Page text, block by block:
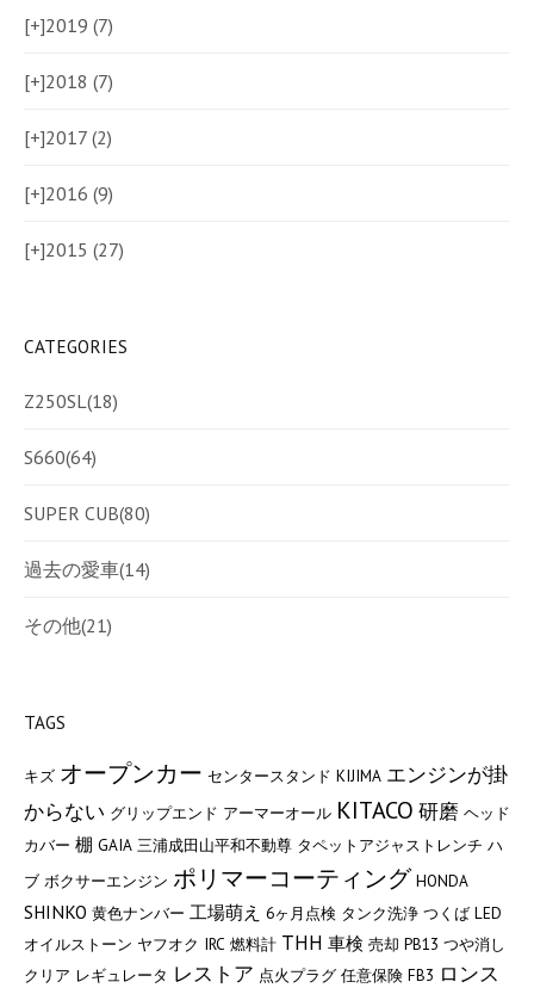
[+]2019 (7)
[+]2018 (7)
[+]2017 (2)
[+]2016 (9)
[+]2015 (27)
CATEGORIES
Z250SL(18)
S660(64)
SUPER CUB(80)
過去の愛車(14)
その他(21)
TAGS
キズ オープンカー センタースタンド KIJIMA エンジンが掛
からない グリップエンド アーマーオール KITACO 研磨 ヘッド
カバー 棚 GAIA 三浦成田山平和不動尊 タペットアジャストレンチ ハ
ブ ボクサーエンジン ポリマーコーティング HONDA
SHINKO 黄色ナンバー 工場萌え 6ヶ月点検 タンク洗浄 つくば LED
オイルストーン ヤフオク IRC 燃料計 THH 車検 売却 PB13 つや消し
クリア レギュレータ レストア 点火プラグ 任意保険 FB3 ロンス